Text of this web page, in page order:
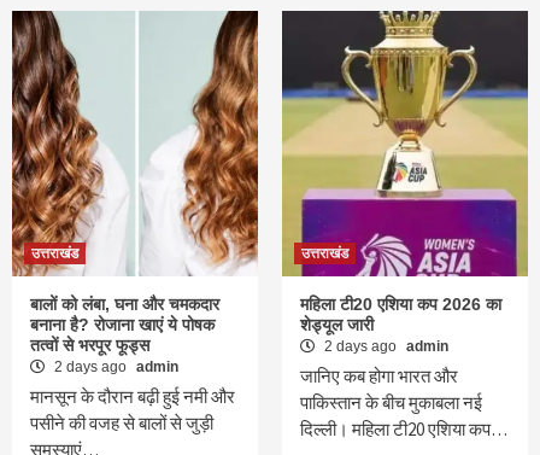
उत्तराखंड
बालों को लंबा, घना और चमकदार
बनाना है? रोजाना खाएं ये पोषक
तत्वों से भरपूर फूड्स
2 days ago admin
मानसून के दौरान बढ़ी हुई नमी और
पसीने की वजह से बालों से जुड़ी
समस्याएं…
उत्तराखंड
महिला टी20 एशिया कप 2026 का
शेड्यूल जारी
2 days ago admin
जानिए कब होगा भारत और
पाकिस्तान के बीच मुकाबला नई
दिल्ली। महिला टी20 एशिया कप…